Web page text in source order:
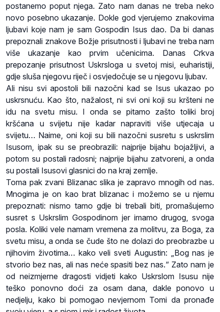
postanemo poput njega. Zato nam danas ne treba neko
novo posebno ukazanje. Dokle god vjerujemo znakovima
ljubavi koje nam je sam Gospodin Isus dao. Da bi danas
prepoznali znakove Božje prisutnosti i ljubavi ne treba nam
više ukazanje kao prvim učenicima. Danas Crkva
prepozanje prisutnost Uskrsloga u svetoj misi, euharistiji,
gdje sluša njegovu riječ i osvjedočuje se u njegovu ljubav.
Ali nisu svi apostoli bili nazočni kad se Isus ukazao po
uskrsnuću. Kao što, nažalost, ni svi oni koji su kršteni ne
idu na svetu misu. I onda se pitamo zašto toliki broj
kršćana u svijetu nije kadar napraviti više utjecaja u
svijetu… Naime, oni koji su bili nazočni susretu s uskrslim
Isusom, ipak su se preobrazili: najprije bijahu bojažljivi, a
potom su postali radosni; najprije bijahu zatvoreni, a onda
su postali Isusovi glasnici do na kraj zemlje.
Toma pak zvani Blizanac slika je zapravo mnogih od nas.
Mnogima je on kao brat blizanac i možemo se u njemu
prepoznati: nismo tamo gdje bi trebali biti, promašujemo
susret s Uskrslim Gospodinom jer imamo drugog, svoga
posla. Koliki vele namam vremena za molitvu, za Boga, za
svetu misu, a onda se čude što ne dolazi do preobrazbe u
njihovim životima… kako veli sveti Augustin: „Bog nas je
stvorio bez nas, ali nas neće spasiti bez nas.“ Zato nam je
od neizmjerne dragosti vidjeti kako Uskrslom Isusu nije
teško ponovno doći za osam dana, dakle ponovo u
nedjelju, kako bi pomogao nevjernom Tomi da pronađe